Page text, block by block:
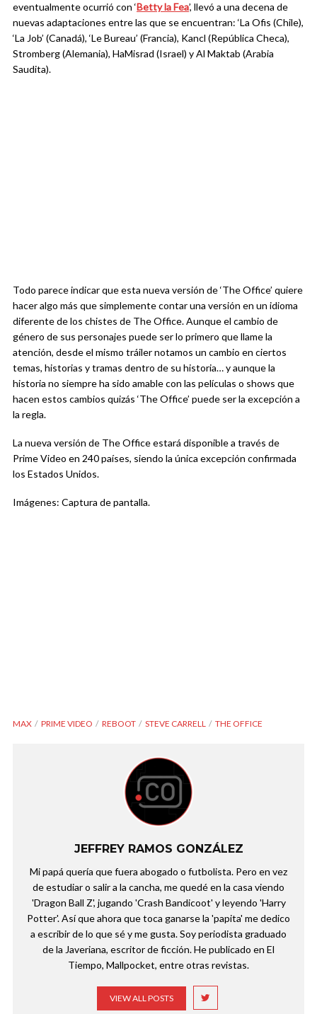
eventualmente ocurrió con ‘Betty la Fea’, llevó a una decena de
nuevas adaptaciones entre las que se encuentran: ‘La Ofis (Chile),
‘La Job’ (Canadá), ‘Le Bureau’ (Francia), Kancl (República Checa),
Stromberg (Alemania), HaMisrad (Israel) y Al Maktab (Arabia
Saudita).
Todo parece indicar que esta nueva versión de ‘The Office’ quiere
hacer algo más que simplemente contar una versión en un idioma
diferente de los chistes de The Office. Aunque el cambio de
género de sus personajes puede ser lo primero que llame la
atención, desde el mismo tráiler notamos un cambio en ciertos
temas, historias y tramas dentro de su historia… y aunque la
historia no siempre ha sido amable con las películas o shows que
hacen estos cambios quizás ‘The Office’ puede ser la excepción a
la regla.
La nueva versión de The Office estará disponible a través de
Prime Video en 240 países, siendo la única excepción confirmada
los Estados Unidos.
Imágenes: Captura de pantalla.
MAX PRIME VIDEO REBOOT STEVE CARRELL THE OFFICE
JEFFREY RAMOS GONZÁLEZ
Mi papá quería que fuera abogado o futbolista. Pero en vez
de estudiar o salir a la cancha, me quedé en la casa viendo
'Dragon Ball Z', jugando 'Crash Bandicoot' y leyendo 'Harry
Potter'. Así que ahora que toca ganarse la 'papita' me dedico
a escribir de lo que sé y me gusta. Soy periodista graduado
de la Javeriana, escritor de ficción. He publicado en El
Tiempo, Mallpocket, entre otras revistas.
VIEW ALL POSTS